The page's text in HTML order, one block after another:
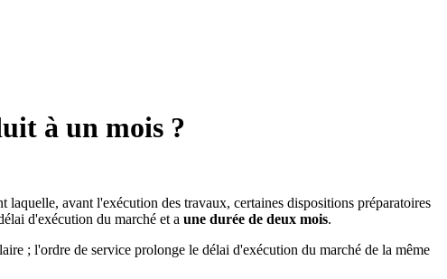
à un mois ?
avant l'exécution des travaux, certaines dispositions préparatoires
d'exécution du marché et a une durée de deux mois.
; l'ordre de service prolonge le délai d'exécution du marché de la même